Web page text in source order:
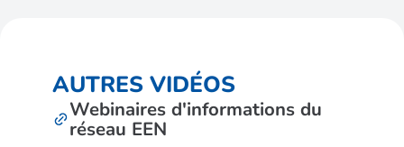
AUTRES VIDÉOS
Webinaires d'informations du
réseau EEN